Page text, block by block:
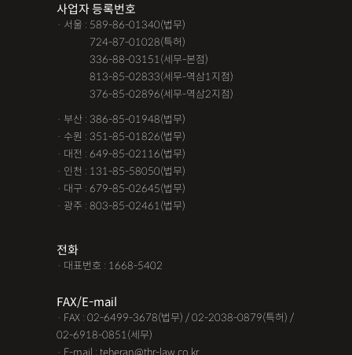
사업자 등록번호
· 서울 : 589-86-01340(법무)
724-87-01028(특허)
336-88-03151(세무-본점)
813-85-02833(세무-역삼1지점)
376-85-02896(세무-역삼2지점)
· 부산 : 386-85-01948(법무)
· 수원 : 351-85-01826(법무)
· 대전 : 649-85-02116(법무)
· 인천 : 131-85-58050(법무)
· 대구 : 679-85-02645(법무)
· 광주 : 803-85-02461(법무)
전화
· 대표번호 : 1668-5402
FAX/E-mail
· FAX : 02-6499-3678(법무) / 02-2038-0879(특허) /
02-6918-0851(세무)
· E-mail : teheran@thr-law.co.kr